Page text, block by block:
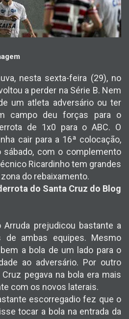
nesta sexta-feira (29), no
a perder na Série B. Nem
um atleta adversário ou ter
campo deu forças para o
de 1x0 para o ABC. O
cair para a 16ª colocação,
com o complemento
Ricardinho tem grandes
do rebaixamento.
do Santa Cruz do Blog
prejudicou bastante a
de ambas equipes. Mesmo
a bola de um lado para o
ao adversário. Por outro
Cruz pegava na bola era mais
com os novos laterais.
escorregadio fez que o
tocar a bola na entrada da